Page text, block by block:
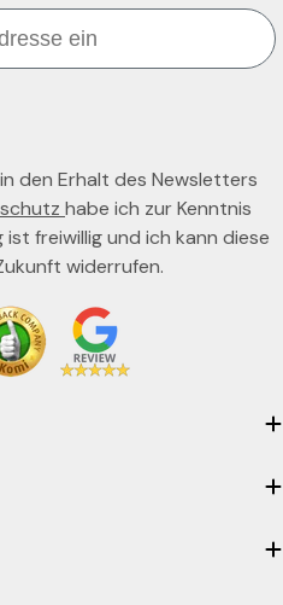
den Erhalt des Newsletters
habe ich zur Kenntnis
ist freiwillig und ich kann diese
widerrufen.